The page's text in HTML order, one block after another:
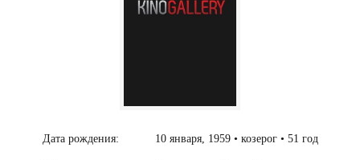
Дата рождения: 10 января, 1959 • козерог • 51 год